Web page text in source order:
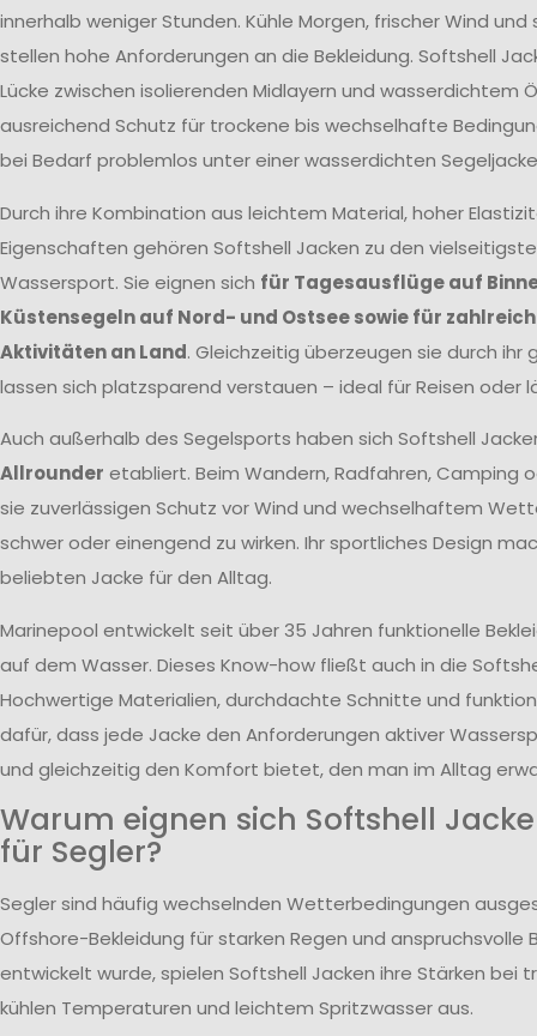
innerhalb weniger Stunden. Kühle Morgen, frischer Wind
stellen hohe Anforderungen an die Bekleidung. Softshell
Lücke zwischen isolierenden Midlayern und wasserdichtem
ausreichend Schutz für trockene bis wechselhafte
bei Bedarf problemlos unter einer wasserdichten
Durch ihre Kombination aus leichtem Material, hoher
Eigenschaften gehören Softshell Jacken zu den
Wassersport. Sie eignen sich für Tagesausflüge auf
Küstensegeln auf Nord- und Ostsee sowie für
Aktivitäten an Land. Gleichzeitig überzeugen sie durch ihr
lassen sich platzsparend verstauen – ideal für Reisen oder
Auch außerhalb des Segelsports haben sich Softshell
Allrounder etabliert. Beim Wandern, Radfahren, Camping
sie zuverlässigen Schutz vor Wind und wechselhaftem
schwer oder einengend zu wirken. Ihr sportliches Design
beliebten Jacke für den Alltag.
Marinepool entwickelt seit über 35 Jahren funktionelle
auf dem Wasser. Dieses Know-how fließt auch in die
Hochwertige Materialien, durchdachte Schnitte und
dafür, dass jede Jacke den Anforderungen aktiver
und gleichzeitig den Komfort bietet, den man im Alltag
Warum eignen sich Softshell
für Segler?
Segler sind häufig wechselnden Wetterbedingungen
Offshore-Bekleidung für starken Regen und anspruchsvolle
entwickelt wurde, spielen Softshell Jacken ihre Stärken bei
kühlen Temperaturen und leichtem Spritzwasser aus.